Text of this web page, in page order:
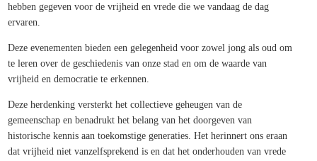
hebben gegeven voor de vrijheid en vrede die we vandaag de dag
ervaren.
Deze evenementen bieden een gelegenheid voor zowel jong als oud om
te leren over de geschiedenis van onze stad en om de waarde van
vrijheid en democratie te erkennen.
Deze herdenking versterkt het collectieve geheugen van de
gemeenschap en benadrukt het belang van het doorgeven van
historische kennis aan toekomstige generaties. Het herinnert ons eraan
dat vrijheid niet vanzelfsprekend is en dat het onderhouden van vrede